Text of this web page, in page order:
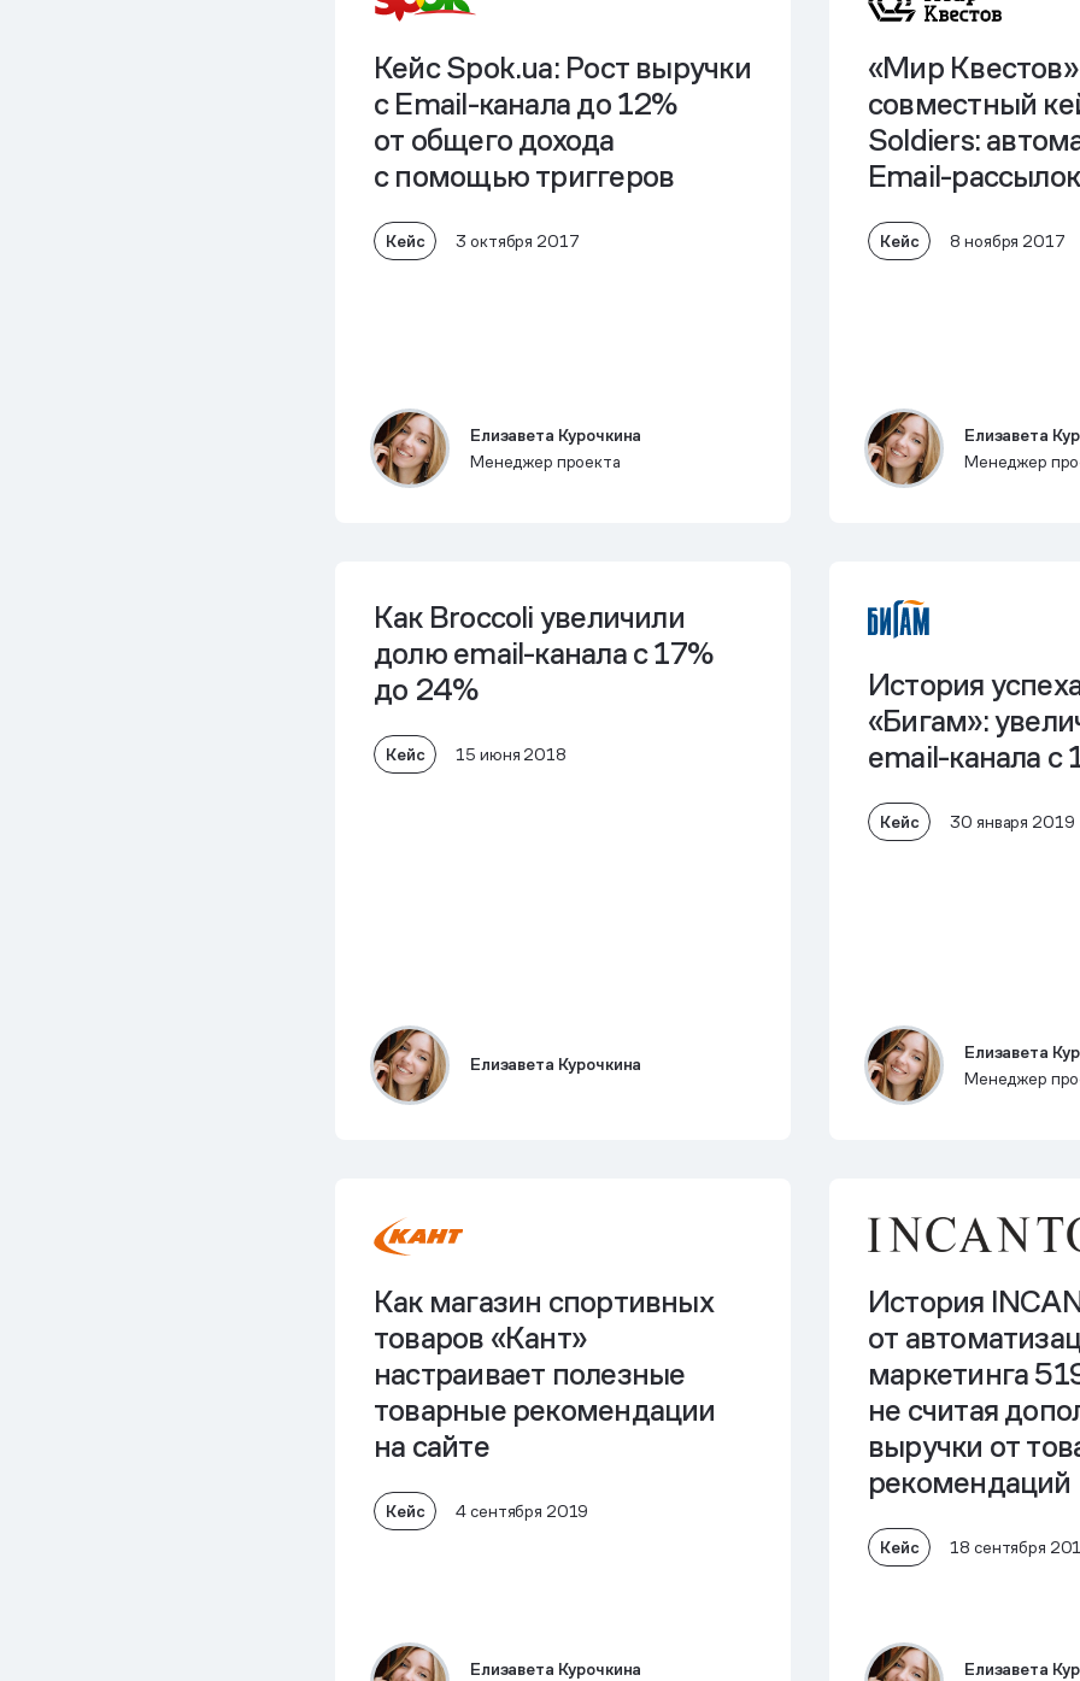
Кейс Spok.ua: Рост выручки
с Email-канала до 12%
от общего дохода
c помощью триггеров
Кейс 3 октября 2017
Елизавета Курочкина
Менеджер проекта
«Мир
совместный
Soldiers:
Email-рассылок
Кейс 8 ноября 2017
Елизавета
Менеджер
Как Broccoli увеличили
долю email-канала с 17%
до 24%
Кейс 15 июня 2018
Елизавета Курочкина
История
«Бигам»:
email-канала с
Кейс 30 января 2019
Елизавета
Менеджер
Как магазин спортивных
товаров «Кант»
настраивает полезные
товарные рекомендации
на сайте
Кейс 4 сентября 2019
Елизавета Курочкина
История
от
маркетинга
не считая
выручки от
рекомендаций
Кейс 18 сентября
Елизавета